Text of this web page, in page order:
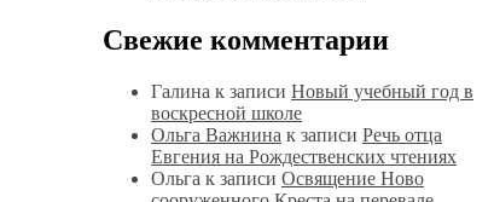
Свежие комментарии
Галина к записи Новый учебный год в
воскресной школе
Ольга Важнина к записи Речь отца
Евгения на Рождественских чтениях
Ольга к записи Освящение Ново